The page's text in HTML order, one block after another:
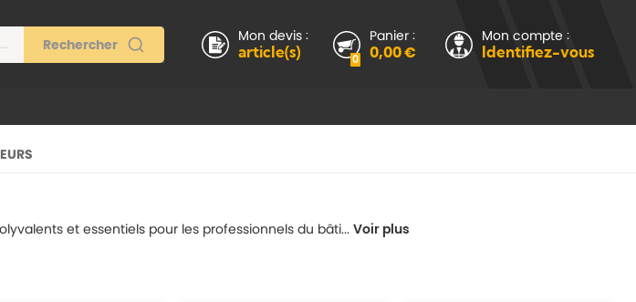
Mon devis :
article(s) 0
Panier :
0,00 €
Mon compte :
Identifiez-vous
et essentiels pour les professionnels du bâti... Voir plus